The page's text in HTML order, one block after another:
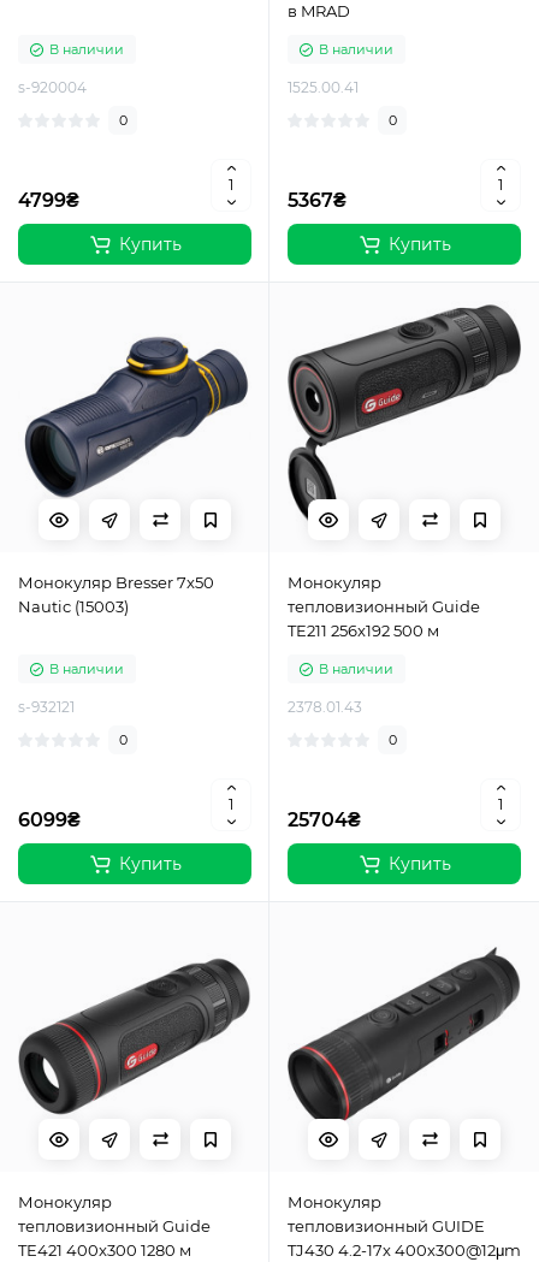
В наличии
s-920004
0
4799₴
Купить
в MRAD
В наличии
1525.00.41
0
5367₴
Купить
Монокуляр Bresser 7x50
Nautic (15003)
В наличии
s-932121
0
6099₴
Купить
Монокуляр
тепловизионный Guide
TE211 256x192 500 м
В наличии
2378.01.43
0
25704₴
Купить
Монокуляр
тепловизионный Guide
TE421 400x300 1280 м
Монокуляр
тепловизионный GUIDE
TJ430 4.2-17х 400х300@12μm